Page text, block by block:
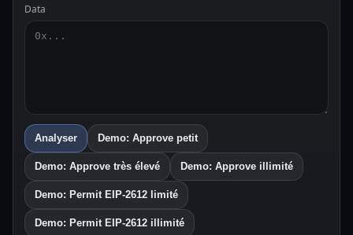
Data
Analyser Demo: Approve petit
Demo: Approve très élevé Demo: Approve illimité
Demo: Permit EIP-2612 limité
Demo: Permit EIP-2612 illimité